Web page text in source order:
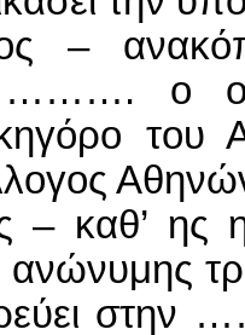
–
ο
– καθ’
στην